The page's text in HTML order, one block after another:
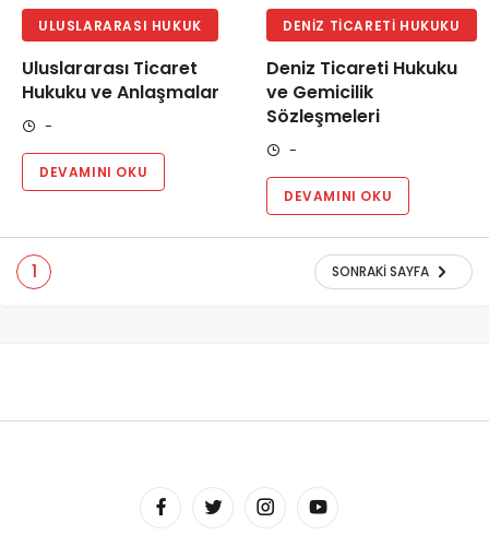
ULUSLARARASI HUKUK
Uluslararası Ticaret
Hukuku ve Anlaşmalar
-
DEVAMINI OKU
DENIZ TICARETI HUKUKU
Deniz Ticareti Hukuku
ve Gemicilik
Sözleşmeleri
-
DEVAMINI OKU
1 SONRAKI SAYFA